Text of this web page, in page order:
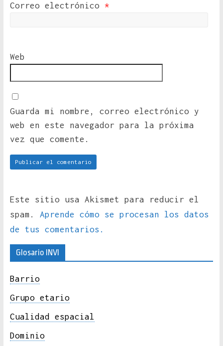
Correo electrónico *
Web
Guarda mi nombre, correo electrónico y
web en este navegador para la próxima
vez que comente.
Este sitio usa Akismet para reducir el
spam. Aprende cómo se procesan los datos
de tus comentarios.
Glosario INVI
Barrio
Grupo etario
Cualidad espacial
Dominio